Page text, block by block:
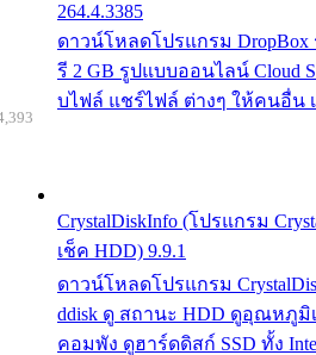
264.4.3385
ดาวน์โหลดโปรแกรม
รี 2 GB รูปแบบออนไลน์ Cloud
บไฟล์ แชร์ไฟล์ ต่างๆ ให้คนอื่น
CrystalDiskInfo (โปรแกรม
เช็ค HDD) 9.9.1
ดาวน์โหลดโปรแกรม
ddisk ดู สถานะ HDD ดูอุณหภูมิ
คอมพัง ดูฮาร์ดดิสก์ SSD ทั้ง